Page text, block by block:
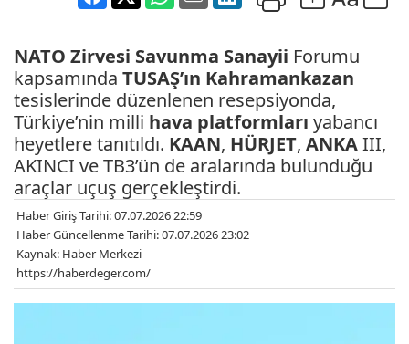
NATO Zirvesi Savunma Sanayii Forumu
kapsamında TUSAŞ’ın Kahramankazan
tesislerinde düzenlenen resepsiyonda,
Türkiye’nin milli hava platformları yabancı
heyetlere tanıtıldı. KAAN, HÜRJET, ANKAIII,
AKINCI ve TB3’ün de aralarında bulunduğu
araçlar uçuş gerçekleştirdi.
Haber Giriş Tarihi: 07.07.2026 22:59
Haber Güncellenme Tarihi: 07.07.2026 23:02
Kaynak: Haber Merkezi
https://haberdeger.com/